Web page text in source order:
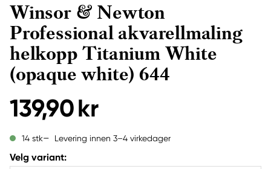
Winsor & Newton
Professional akvarellmaling
helkopp Titanium White
(opaque white) 644
139,90 kr
14 stk Levering innen 3–4 virkedager
Velg variant: